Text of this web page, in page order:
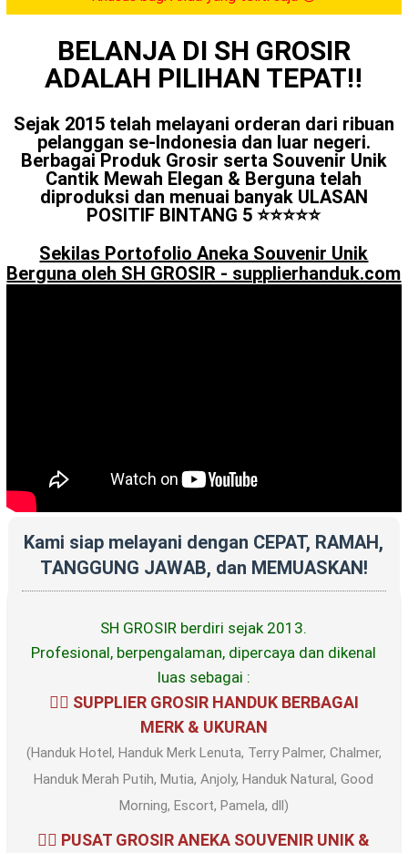
BELANJA DI SH GROSIR
ADALAH PILIHAN TEPAT‼️
Sejak 2015 telah melayani orderan dari ribuan
pelanggan se-Indonesia dan luar negeri.
Berbagai Produk Grosir serta Souvenir Unik
Cantik Mewah Elegan & Berguna telah
diproduksi dan menuai banyak ULASAN
POSITIF BINTANG 5 ⭐️⭐️⭐️⭐️⭐️
Sekilas Portofolio Aneka Souvenir Unik
Berguna oleh SH GROSIR - supplierhanduk.com
Kami siap melayani dengan CEPAT, RAMAH,
TANGGUNG JAWAB, dan MEMUASKAN!
SH GROSIR berdiri sejak 2013.
Profesional, berpengalaman, dipercaya dan dikenal
luas sebagai :
✍🏻 SUPPLIER GROSIR HANDUK BERBAGAI
MERK & UKURAN
(Handuk Hotel, Handuk Merk Lenuta, Terry Palmer, Chalmer,
Handuk Merah Putih, Mutia, Anjoly, Handuk Natural, Good
Morning, Escort, Pamela, dll)
✍🏻 PUSAT GROSIR ANEKA SOUVENIR UNIK &